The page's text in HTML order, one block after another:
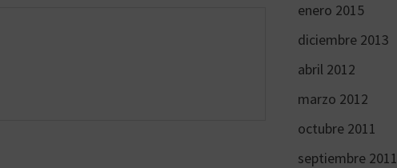
enero 2015
diciembre 2013
abril 2012
marzo 2012
octubre 2011
septiembre 2011